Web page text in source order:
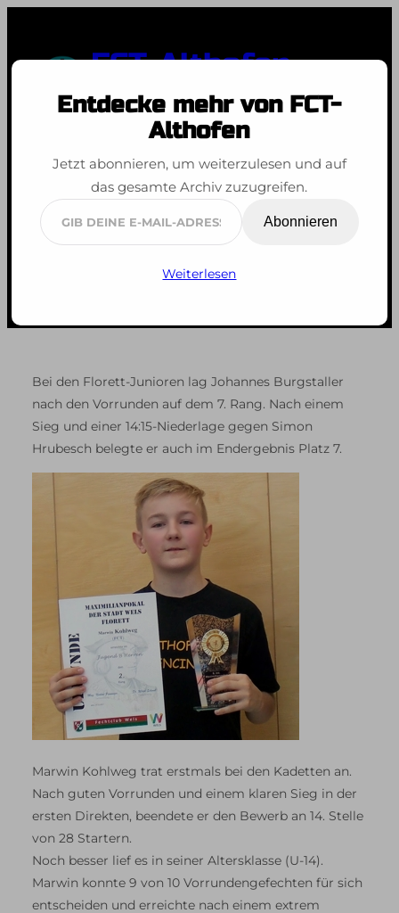
springen
FCT-Althofen
Spaß an der Bewegung
Maximilian-Pokal
Wels
Bei den Florett-Junioren lag Johannes Burgstaller
nach den Vorrunden auf dem 7. Rang. Nach einem
Sieg und einer 14:15-Niederlage gegen Simon
Hrubesch belegte er auch im Endergebnis Platz 7.
Marwin Kohlweg trat erstmals bei den Kadetten an.
Nach guten Vorrunden und einem klaren Sieg in der
ersten Direkten, beendete er den Bewerb an 14. Stelle
von 28 Startern.
Noch besser lief es in seiner Altersklasse (U-14).
Marwin konnte 9 von 10 Vorrundengefechten für sich
entscheiden und erreichte nach einem extrem
Entdecke mehr von FCT-
Althofen
Jetzt abonnieren, um weiterzulesen und auf
das gesamte Archiv zuzugreifen.
Gib
deine
Abonnieren
Weiterlesen